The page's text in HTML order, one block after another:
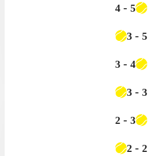
4 - 5
3 - 5
3 - 4
3 - 3
2 - 3
2 - 2